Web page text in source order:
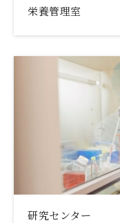
栄養管理室
研究センター